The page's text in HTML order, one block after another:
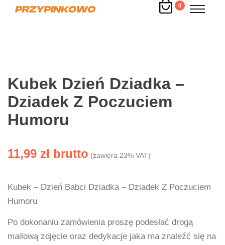
0
Kubek Dzień Dziadka –
Dziadek Z Poczuciem
Humoru
11,99 zł (zawiera 23% VAT)
Kubek – Dzień Babci Dziadka – Dziadek Z Poczuciem
Humoru
Po dokonaniu zamówienia proszę podesłać drogą
mailową zdjęcie oraz dedykacje jaka ma znaleźć się na